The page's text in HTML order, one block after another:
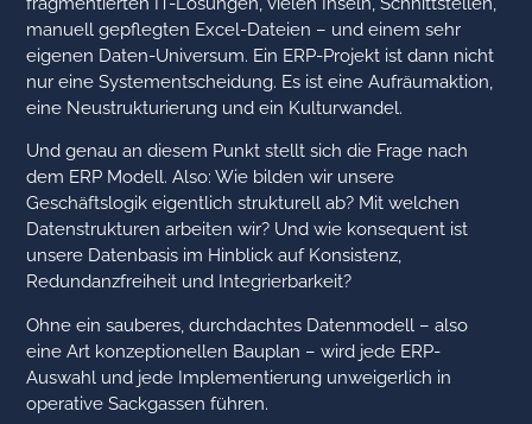
manuell gepflegten Excel-Dateien – und einem sehr
eigenen Daten-Universum. Ein ERP-Projekt ist dann nicht
nur eine Systementscheidung. Es ist eine Aufräumaktion,
eine Neustrukturierung und ein Kulturwandel.
Und genau an diesem Punkt stellt sich die Frage nach
dem ERP Modell. Also: Wie bilden wir unsere
Geschäftslogik eigentlich strukturell ab? Mit welchen
Datenstrukturen arbeiten wir? Und wie konsequent ist
unsere Datenbasis im Hinblick auf Konsistenz,
Redundanzfreiheit und Integrierbarkeit?
Ohne ein sauberes, durchdachtes Datenmodell – also
eine Art konzeptionellen Bauplan – wird jede ERP-
Auswahl und jede Implementierung unweigerlich in
operative Sackgassen führen.